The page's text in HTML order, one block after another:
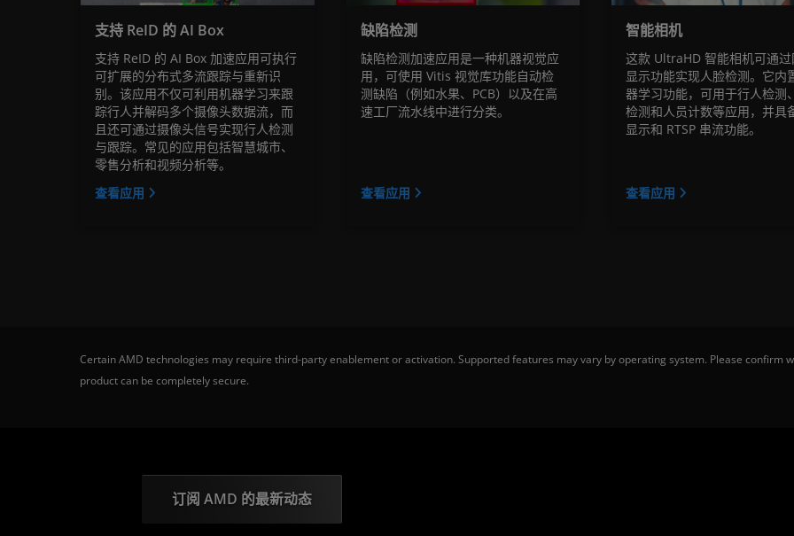
支持 ReID 的 AI Box
支持 ReID 的 AI Box 加速应用可执行
可扩展的分布式多流跟踪与重新识
别。该应用不仅可利用机器学习来跟
踪行人并解码多个摄像头数据流，而
且还可通过摄像头信号实现行人检测
与跟踪。常见的应用包括智慧城市、
零售分析和视频分析等。
查看应用
缺陷检测
缺陷检测加速应用是一种机器视觉应
用，可使用 Vitis 视觉库功能自动检
测缺陷（例如水果、PCB）以及在高
速工厂流水线中进行分类。
查看应用
智能相机
这款 UltraHD 智能相机可通过
显示功能实现人脸检测。它内
器学习功能，可用于行人检测
检测和人员计数等应用，并具
显示和 RTSP 串流功能。
查看应用
Certain AMD technologies may require third-party enablement or activation. Supported features may vary by operating system. Please
product can be completely secure.
订阅 AMD 的最新动态